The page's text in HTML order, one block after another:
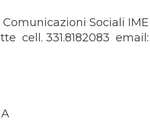
Sociali IME
cell. 331.8182083 email: